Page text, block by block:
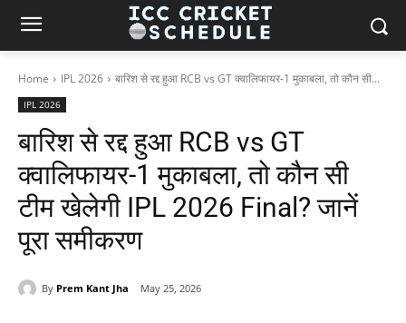
Home IPL 2026 बारिश से रद्द हुआ RCB vs GT क्वालिफायर-1 मुकाबला, तो कौन सी...
IPL 2026
बारिश से रद्द हुआ RCB vs GT
क्वालिफायर-1 मुकाबला, तो कौन सी
टीम खेलेगी IPL 2026 Final? जानें
पूरा समीकरण
By Prem Kant Jha May 25, 2026